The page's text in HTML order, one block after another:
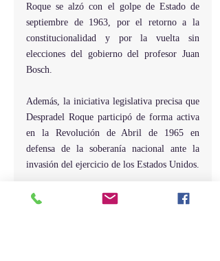
Roque se alzó con el golpe de Estado de
septiembre de 1963, por el retorno a la
constitucionalidad y por la vuelta sin
elecciones del gobierno del profesor Juan
Bosch.
Además, la iniciativa legislativa precisa que
Despradel Roque participó de forma activa
en la Revolución de Abril de 1965 en
defensa de la soberanía nacional ante la
invasión del ejercicio de los Estados Unidos.
Al acto celebrado en el Salón de Dignatarios